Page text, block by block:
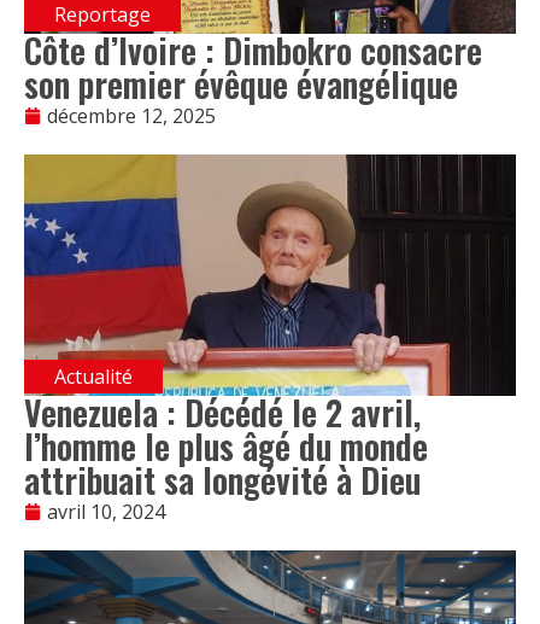
Reportage
Côte d’Ivoire : Dimbokro consacre
son premier évêque évangélique
décembre 12, 2025
Actualité
Venezuela : Décédé le 2 avril,
l’homme le plus âgé du monde
attribuait sa longévité à Dieu
avril 10, 2024